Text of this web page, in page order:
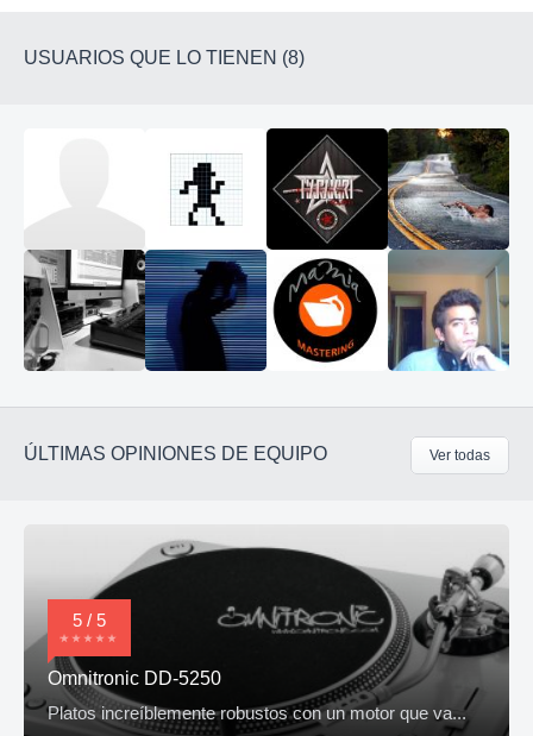
USUARIOS QUE LO TIENEN (8)
ÚLTIMAS OPINIONES DE EQUIPO Ver todas
5 / 5
Omnitronic DD-5250
Platos increíblemente robustos con un motor que va...